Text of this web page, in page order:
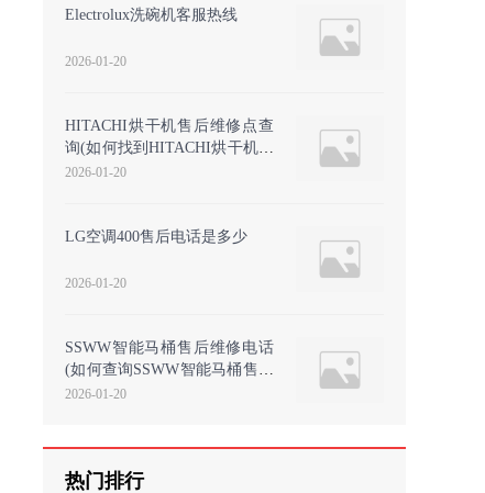
Electrolux洗碗机客服热线
2026-01-20
HITACHI烘干机售后维修点查
询(如何找到HITACHI烘干机的
官方售后维修服务电话？
2026-01-20
LG空调400售后电话是多少
2026-01-20
SSWW智能马桶售后维修电话
(如何查询SSWW智能马桶售后
维修电话)
2026-01-20
热门排行